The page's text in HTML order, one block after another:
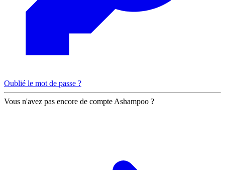
Oublié le mot de passe ?
Vous n'avez pas encore de compte Ashampoo ?